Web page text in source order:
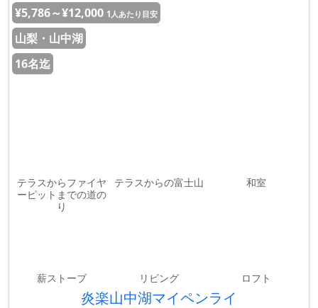
¥5,786～¥12,000 1人あたり目安
山梨・山中湖
16名迄
テラスからファイヤ
ーピットまでの道の
り
テラスからの富士山 和室
薪ストーブ リビング ロフト
炎楽山中湖マイペンライ